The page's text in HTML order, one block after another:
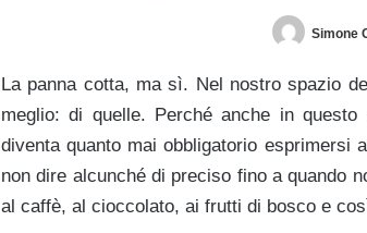
Simone
La panna cotta, ma sì. Nel nostro spazio
meglio: di quelle. Perché anche in
diventa quanto mai obbligatorio esprimersi
non dire alcunché di preciso fino a quando
al caffè, al cioccolato, ai frutti di bosco e